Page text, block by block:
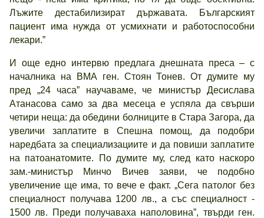
Лъжите дестабилизират държавата. Българският
пациент има нужда от усмихнати и работоспособни
лекари.”
И още едно интервю предлага днешната преса – с
началника на ВМА ген. Стоян Тонев. От думите му
пред „24 часа” научаваме, че министър Десислава
Атанасова само за два месеца е успяла да свърши
четири неща: да обедини болниците в Стара Загора, да
увеличи заплатите в Спешна помощ, да подобри
наредбата за специализациите и да повиши заплатите
на патоанатомите. По думите му, след като наскоро
зам.-министър Минчо Вичев заяви, че подобно
увеличение ще има, то вече е факт. „Сега патолог без
специалност получава 1200 лв., а със специалност -
1500 лв. Преди получаваха наполовина”, твърди ген.